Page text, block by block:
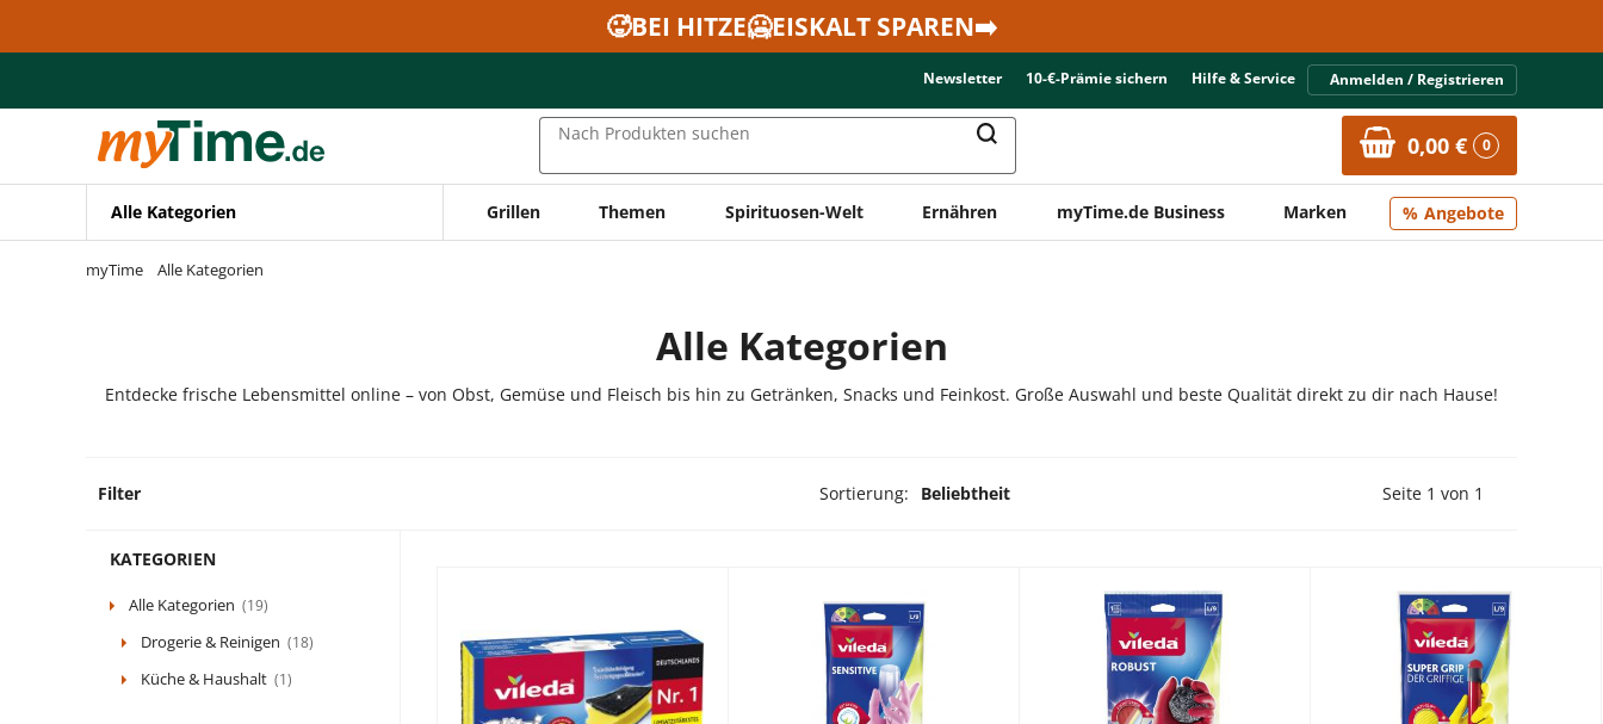
Zur Navigation springen
🥵BEI HITZE🥶EISKALT SPAREN➡️
Newsletter 10-€-Prämie sichern Hilfe & Service Anmelden / Registrieren
Nach Produkten suchen 0,00 € 0
Alle Kategorien Grillen Themen Spirituosen-Welt Ernähren myTime.de Business Marken Angebote
myTime Alle Kategorien
Alle Kategorien
Entdecke frische Lebensmittel online – von Obst, Gemüse und Fleisch bis hin zu Getränken, Snacks und Feinkost. Große Auswahl und beste Qualität direkt zu dir nach Hause!
Filter Sortierung: Beliebtheit Vorherige Seite
Seite 1 von 1
KATEGORIEN
Alle Kategorien (19)
Drogerie & Reinigen (18)
Küche & Haushalt (1)